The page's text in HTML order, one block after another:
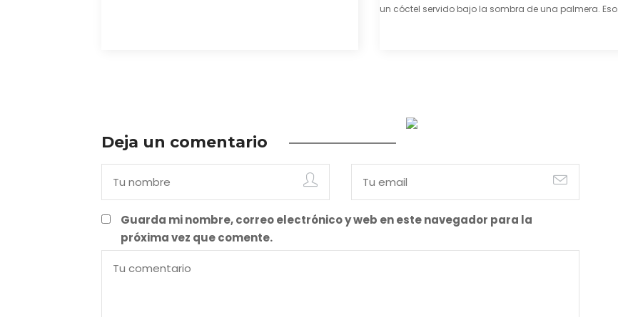
un cóctel servido bajo la sombra de una palmera. Eso
Deja un comentario
Guarda mi nombre, correo electrónico y web en este navegador para la
próxima vez que comente.